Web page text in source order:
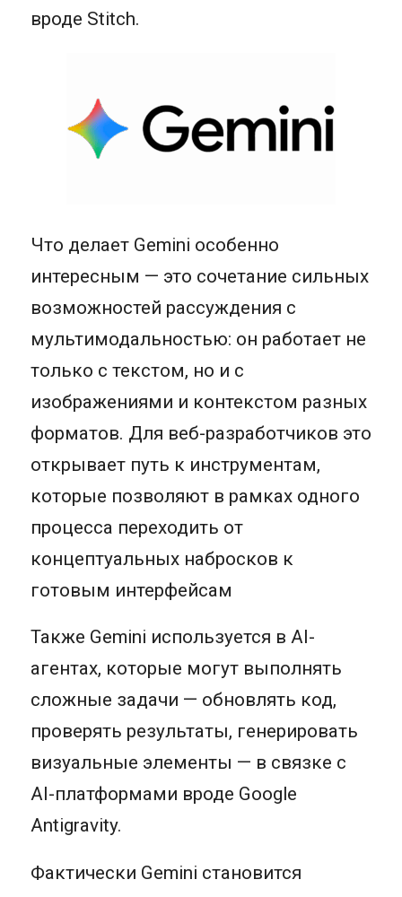
вроде Stitch.
Что делает Gemini особенно
интересным — это сочетание сильных
возможностей рассуждения с
мультимодальностью: он работает не
только с текстом, но и с
изображениями и контекстом разных
форматов. Для веб-разработчиков это
открывает путь к инструментам,
которые позволяют в рамках одного
процесса переходить от
концептуальных набросков к
готовым интерфейсам
Также Gemini используется в AI-
агентах, которые могут выполнять
сложные задачи — обновлять код,
проверять результаты, генерировать
визуальные элементы — в связке с
AI-платформами вроде Google
Antigravity.
Фактически Gemini становится